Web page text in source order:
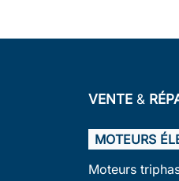
VENTE &
MOTEURS
Moteurs